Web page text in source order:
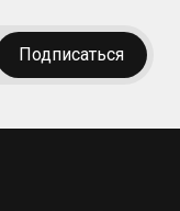
Подписаться